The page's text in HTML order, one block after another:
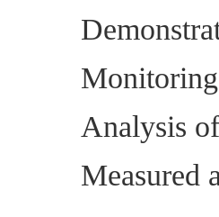
Analysis
Measured